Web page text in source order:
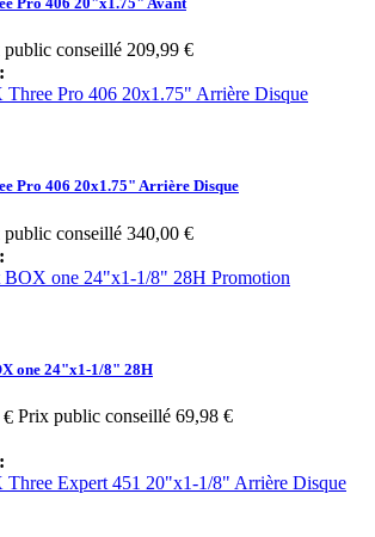
conseillé 209,99 €
Pro 406 20x1.75" Arrière Disque
conseillé 340,00 €
Promotion
one 24"x1-1/8" 28H
€ Prix public conseillé 69,98 €